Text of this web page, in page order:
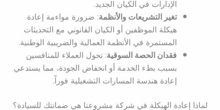
الإدارات في الكيان الجديد.
تغير التشريعات والأنظمة: ضرورة مواءمة إعادة
هيكلة الموظفين أو الكيان القانوني مع التحديثات
المستمرة في الأنظمة العمالية والضريبية الوطنية.
فقدان الحصة السوقية: تحول العملاء للمنافسين
بسبب بطء الخدمة أو انخفاض الجودة، مما يستدعي
إعادة هندسة المسارات التشغيلية فوراً.
لماذا إعادة الهيكلة في شركة مشروعنا هي ضمانتك للسيادة؟